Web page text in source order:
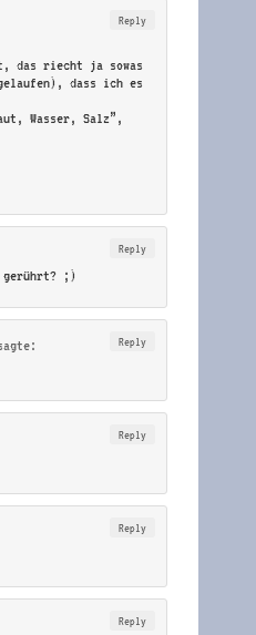
Reply
das riecht ja sowas
dass ich es
Wasser, Salz”,
Reply
gerührt? ;)
Reply
Reply
Reply
Reply